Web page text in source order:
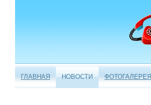
ГЛАВНАЯ НОВОСТИ ФОТОГАЛЕРЕЯ